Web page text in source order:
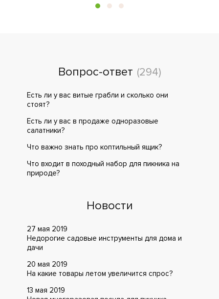
Вопрос-ответ (294)
Есть ли у вас витые грабли и сколько они
стоят?
Есть ли у вас в продаже одноразовые
салатники?
Что важно знать про коптильный ящик?
Что входит в походный набор для пикника на
природе?
Новости
27 мая 2019
Недорогие садовые инструменты для дома и
дачи
20 мая 2019
На какие товары летом увеличится спрос?
13 мая 2019